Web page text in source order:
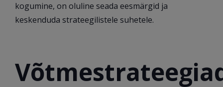
kogumine, on oluline seada eesmärgid ja
keskenduda strateegilistele suhetele.